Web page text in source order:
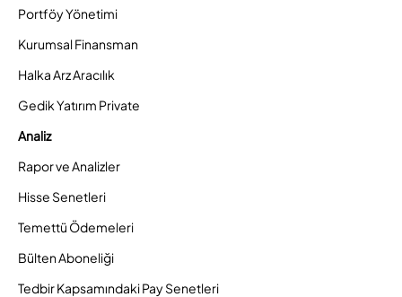
Portföy Yönetimi
Kurumsal Finansman
Halka Arz Aracılık
Gedik Yatırım Private
Analiz
Rapor ve Analizler
Hisse Senetleri
Temettü Ödemeleri
Bülten Aboneliği
Tedbir Kapsamındaki Pay Senetleri